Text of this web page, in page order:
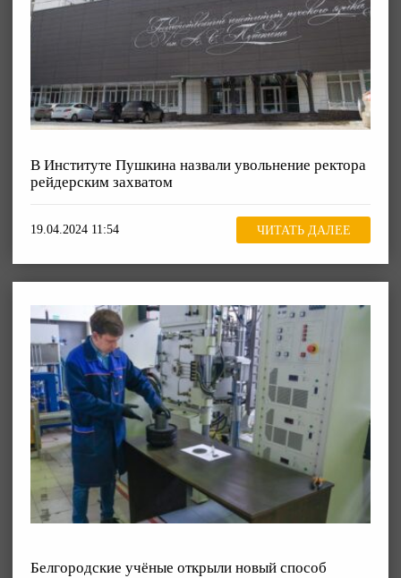
В Институте Пушкина назвали увольнение ректора
рейдерским захватом
19.04.2024 11:54 ЧИТАТЬ ДАЛЕЕ
Белгородские учёные открыли новый способ